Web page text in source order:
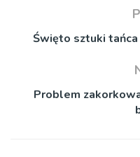
Święto sztuki
Problem